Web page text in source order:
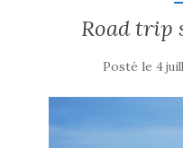
Road trip
Posté le 4